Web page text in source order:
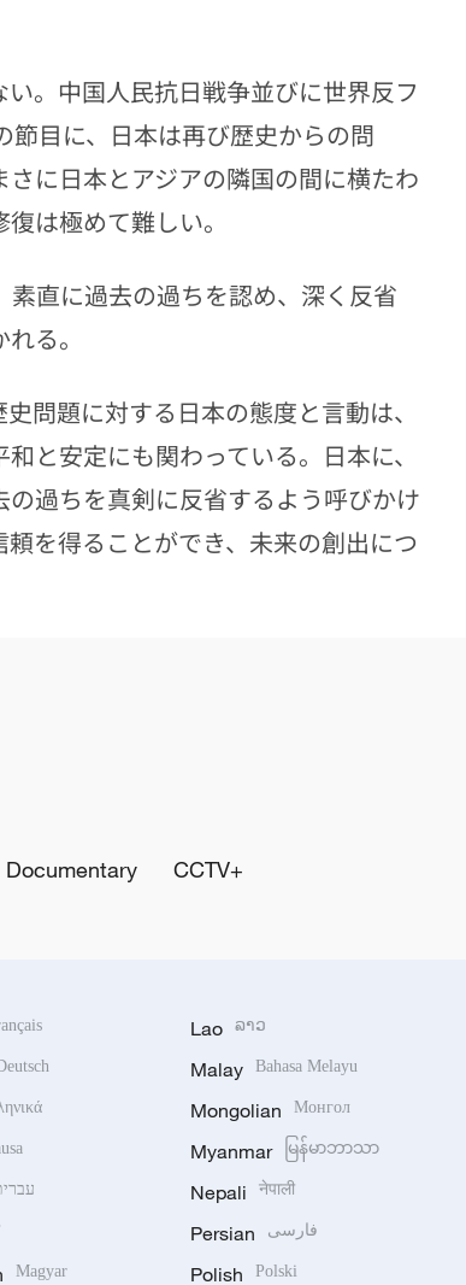
。中国人民抗日戦争並びに世界反フ
目に、日本は再び歴史からの問
に日本とアジアの隣国の間に横たわ
は極めて難しい。
直に過去の過ちを認め、深く反省
る。
問題に対する日本の態度と言動は、
と安定にも関わっている。日本に、
過ちを真剣に反省するよう呼びかけ
を得ることができ、未来の創出につ
Documentary CCTV+
Magyar
Lao ລາວ
Malay Bahasa Melayu
Mongolian Монгол
Myanmar မြန်မာဘာသာ
Nepali नेपाली
Persian فارسی
Polish Polski